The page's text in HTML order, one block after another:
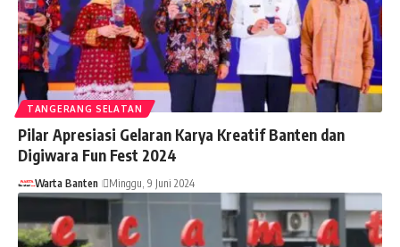
TANGERANG SELATAN
Pilar Apresiasi Gelaran Karya Kreatif Banten dan
Digiwara Fun Fest 2024
Warta Banten Minggu, 9 Juni 2024